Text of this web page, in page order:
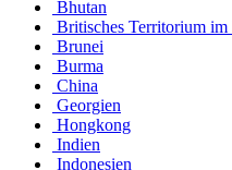
Bhutan
Britisches Territorium im
Brunei
Burma
China
Georgien
Hongkong
Indien
Indonesien